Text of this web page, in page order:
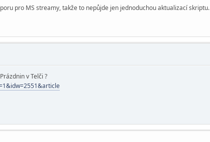
pro MS streamy, takže to nepůjde jen jednoduchou aktualizací skriptu.
v Telči ?